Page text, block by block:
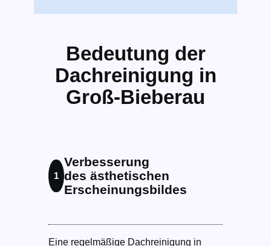
Bedeutung der
Dachreinigung in
Groß-Bieberau
1
Verbesserung
des ästhetischen
Erscheinungsbildes
Eine regelmäßige Dachreinigung in